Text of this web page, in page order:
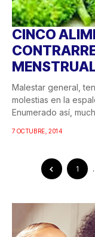
CINCO
Malestar general,
molestias en la
Enumerado así,
7 OCTUBRE, 2014
1